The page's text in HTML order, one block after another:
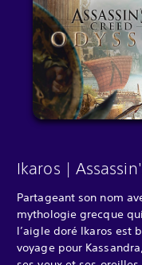
Ikaros |
Partageant son nom
mythologie grecque
l’aigle doré Ikaros est
voyage pour